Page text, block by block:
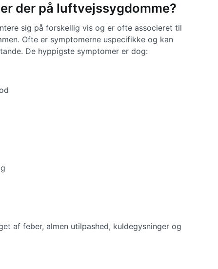
der på luftvejssygdomme?
sig på forskellig vis og er ofte associeret til
Ofte er symptomerne uspecifikke og kan
De hyppigste symptomer er dog:
af feber, almen utilpashed, kuldegysninger og